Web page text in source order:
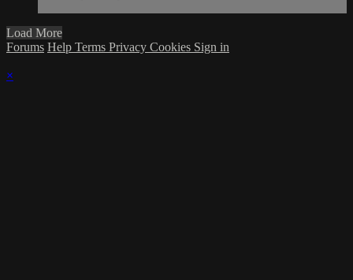
Load More
Forums Help Terms Privacy Cookies Sign in
×